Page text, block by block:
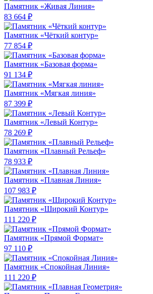
Памятник «Живая Линия»
83 664 ₽
Памятник «Чёткий контур»
77 854 ₽
Памятник «Базовая форма»
91 134 ₽
Памятник «Мягкая линия»
87 399 ₽
Памятник «Левый Контур»
78 269 ₽
Памятник «Плавный Рельеф»
78 933 ₽
Памятник «Плавная Линия»
107 983 ₽
Памятник «Широкий Контур»
111 220 ₽
Памятник «Прямой Формат»
97 110 ₽
Памятник «Спокойная Линия»
111 220 ₽